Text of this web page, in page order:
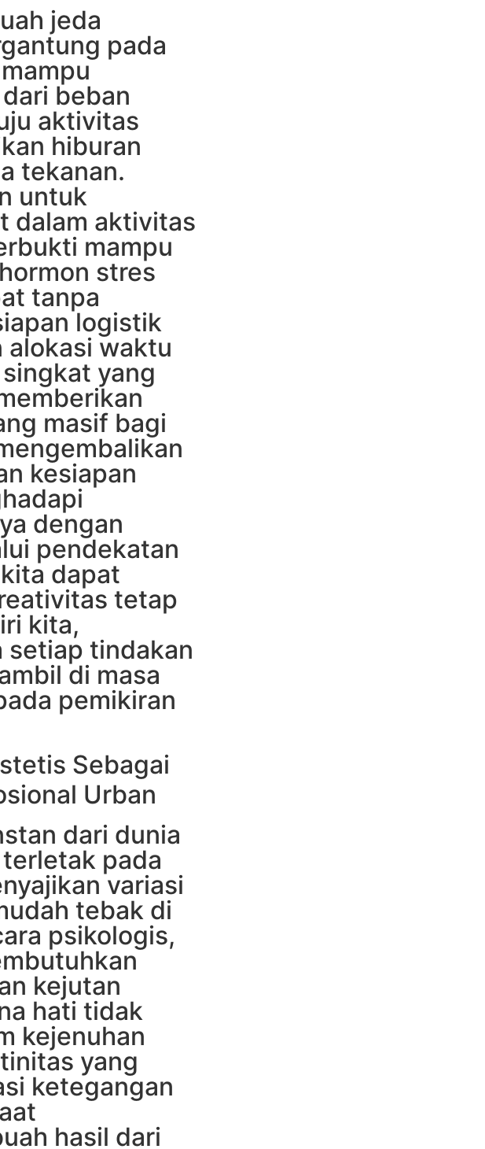
jeda
pada
beban
aktivitas
hiburan
tekanan.
untuk
dalam aktivitas
mampu
stres
tanpa
logistik
alokasi waktu
yang
masif bagi
kesiapan
dengan
pendekatan
dapat
tetap
kita,
setiap tindakan
di masa
pemikiran
Sebagai
Urban
dari dunia
pada
variasi
tebak di
psikologis,
kejutan
hati tidak
kejenuhan
yang
ketegangan
hasil dari